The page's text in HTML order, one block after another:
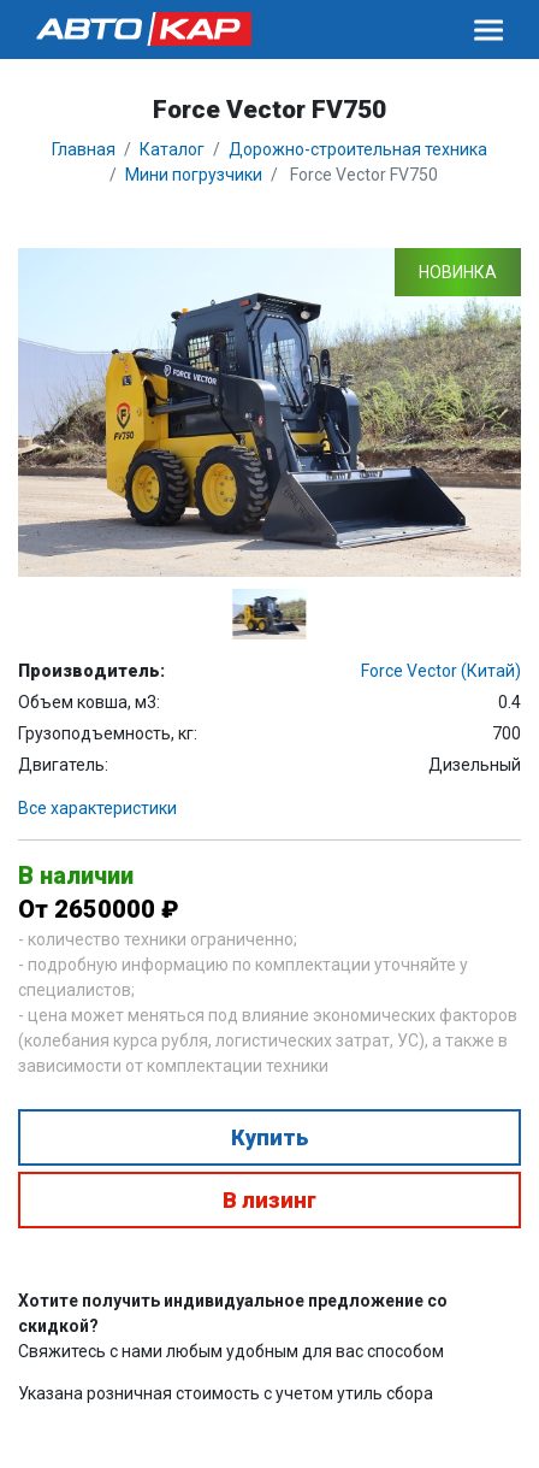
Force Vector FV750
Главная Каталог
Дорожно-строительная техника
Мини погрузчики
Force Vector FV750
НОВИНКА
Производитель:
Force Vector (Китай)
Объем ковша, м3:
0.4
Грузоподъемность, кг:
700
Двигатель:
Дизельный
Все характеристики
В наличии
От 2650000 ₽
- количество техники ограниченно;
- подробную информацию по комплектации уточняйте у
специалистов;
- цена может меняться под влияние экономических факторов
(колебания курса рубля, логистических затрат, УС), а также в
зависимости от комплектации техники
Купить
В лизинг
Хотите получить индивидуальное предложение со
скидкой?
Свяжитесь с нами любым удобным для вас способом
Указана розничная стоимость с учетом утиль сбора